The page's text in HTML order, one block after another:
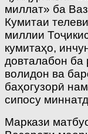
миллат» ба
Кумитаи
миллии
кумитаҳо,
довталабон ба
волидон ва
баҳогузорӣ
сипосу
Маркази